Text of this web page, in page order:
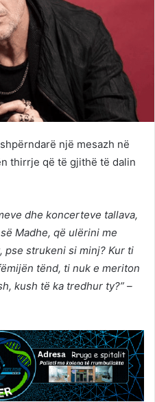
një mesazh në
thirrje që të gjithë të dalin
dhe koncerteve tallava,
Madhe, që ulërini me
strukeni si minj? Kur ti
tënd, ti nuk e meriton
kush të ka tredhur ty?” –